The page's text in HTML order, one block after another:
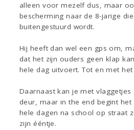
alleen voor mezelf dus, maar
bescherming naar de 8-jarige
buitengestuurd wordt.
Hij heeft dan wel een gps om,
dat het zijn ouders geen klap
hele dag uitvoert. Tot en met
Daarnaast kan je met vlaggetjes
deur, maar in the end begint
hele dagen na school op straat
zijn ééntje.